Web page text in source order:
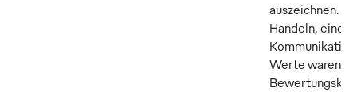
auszeichnen.
Handeln, eine
Werte waren